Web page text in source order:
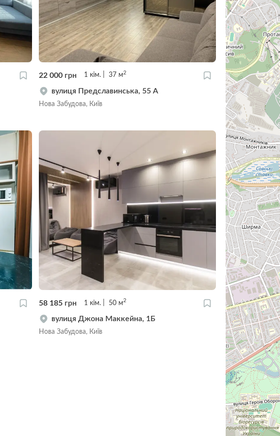
22 000 грн 1 кім. 37 м 2
вулиця Предславинська, 55 А
Нова Забудова, Київ
58 185 грн 1 кім. 50 м2
вулиця Джона Маккейна, 1Б
Нова Забудова, Київ